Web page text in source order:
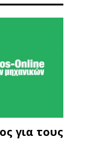
για τους